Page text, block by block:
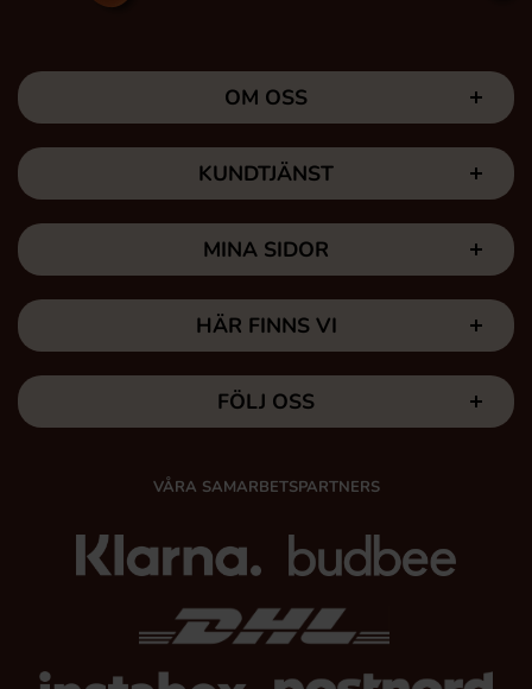
OM OSS
KUNDTJÄNST
MINA SIDOR
HÄR FINNS VI
FÖLJ OSS
VÅRA SAMARBETSPARTNERS